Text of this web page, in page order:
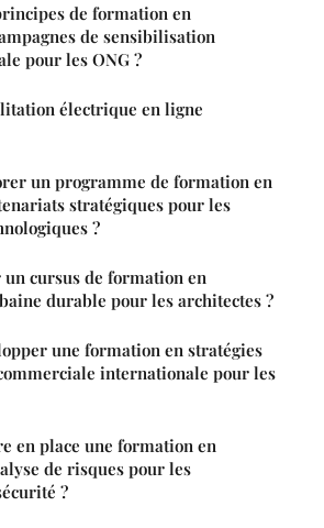
de formation en
de sensibilisation
pour les ONG ?
électrique en ligne
un programme de formation en
stratégiques pour les
?
cursus de formation en
durable pour les architectes ?
une formation en stratégies
internationale pour les
en place une formation en
de risques pour les
?